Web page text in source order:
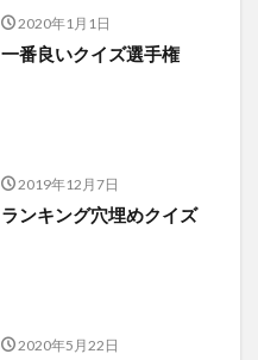
2020年1月1日
一番良いクイズ選手権
2019年12月7日
ランキング穴埋めクイズ
2020年5月22日